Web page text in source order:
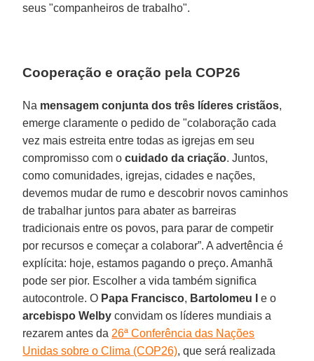
seus "companheiros de trabalho".
Cooperação e oração pela COP26
Na mensagem conjunta dos três líderes cristãos,
emerge claramente o pedido de "colaboração cada
vez mais estreita entre todas as igrejas em seu
compromisso com ocuidado da criação. Juntos,
como comunidades, igrejas, cidades e nações,
devemos mudar de rumo e descobrir novos caminhos
de trabalhar juntos para abater as barreiras
tradicionais entre os povos, para parar de competir
por recursos e começar a colaborar”. A advertência é
explícita: hoje, estamos pagando o preço. Amanhã
pode ser pior. Escolher a vida também significa
autocontrole. O Papa Francisco, Bartolomeu I
e o
arcebispo Welby convidam os líderes mundiais a
rezarem antes da 26ª Conferência das Nações
Unidas sobre o Clima (COP26), que será realizada